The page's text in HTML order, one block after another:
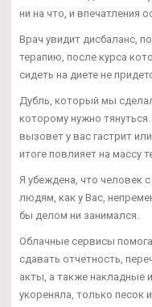
ни на что, и впечатления
Врач увидит дисбаланс,
терапию, после курса
сидеть на диете не
Дубль, который мы
которому нужно
вызовет у вас гастрит
итоге повлияет на массу
Я убеждена, что человек
людям, как у Вас,
бы делом ни занимался.
Облачные сервисы
сдавать отчетность,
акты, а также накладные
укореняла, только песок